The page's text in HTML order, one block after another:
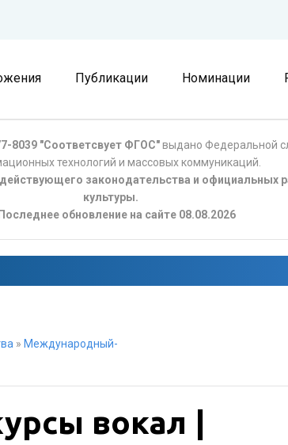
Публикации Номинации
"Соответсвует ФГОС"выдано Федеральной
технологий и массовых коммуникаций.
законодательства и официальных
культуры.
обновление на сайте 08.08.2026
» Международный-
вокал |